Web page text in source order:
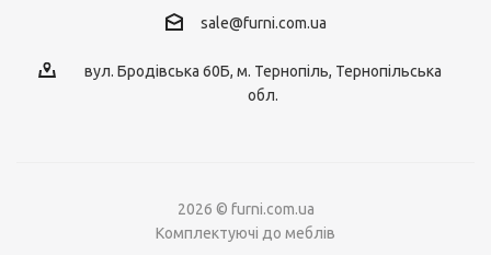
sale@furni.com.ua
вул. Бродівська 60Б, м. Тернопіль, Тернопільська
обл.
2026 © furni.com.ua
Комплектуючі до меблів